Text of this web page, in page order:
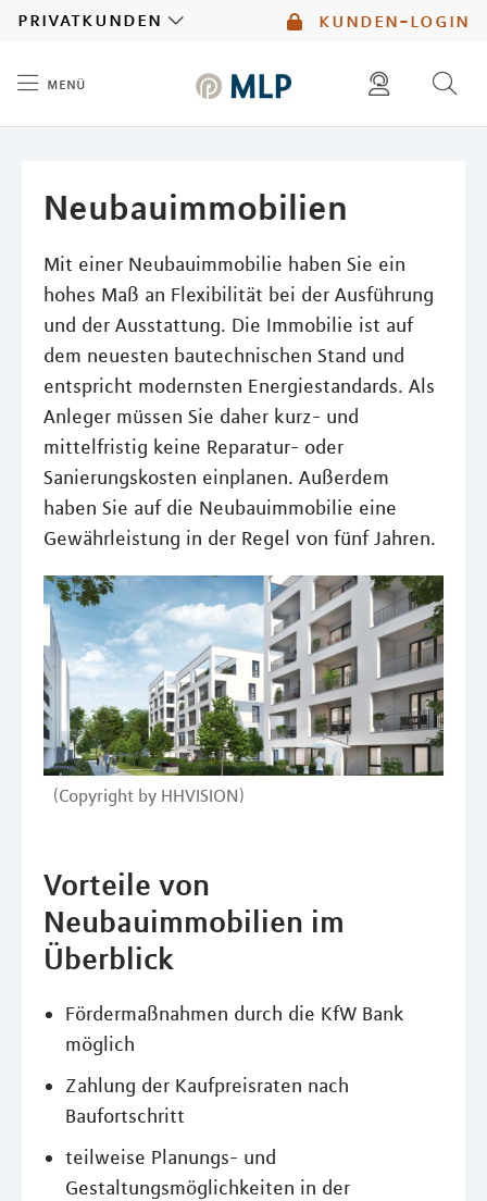
kunden-login
privatkunden
menü
Neubauimmobilien
Mit einer Neubauimmobilie haben Sie ein
hohes Maß an Flexibilität bei der Ausführung
und der Ausstattung. Die Immobilie ist auf
dem neuesten bautechnischen Stand und
entspricht modernsten Energiestandards. Als
Anleger müssen Sie daher kurz- und
mittelfristig keine Reparatur- oder
Sanierungskosten einplanen. Außerdem
haben Sie auf die Neubauimmobilie eine
Gewährleistung in der Regel von fünf Jahren.
(Copyright by HHVISION)
Vorteile von
Neubauimmobilien im
Überblick
Fördermaßnahmen durch die KfW Bank
möglich
Zahlung der Kaufpreisraten nach
Baufortschritt
teilweise Planungs- und
Gestaltungsmöglichkeiten in der